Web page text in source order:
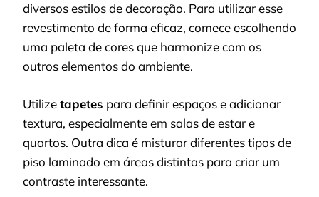
diversos estilos de decoração. Para utilizar esse
revestimento de forma eficaz, comece escolhendo
uma paleta de cores que harmonize com os
outros elementos do ambiente.
Utilizetapetes para definir espaços e adicionar
textura, especialmente em salas de estar e
quartos. Outra dica é misturar diferentes tipos de
piso laminado em áreas distintas para criar um
contraste interessante.